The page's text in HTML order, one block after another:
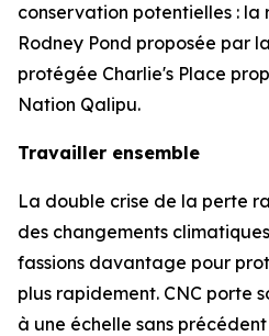
conservation potentielles : la
Rodney Pond proposée par
protégée Charlie's Place
Nation Qalipu.
Travailler ensemble
La double crise de la perte
des changements
fassions davantage pour
plus rapidement. CNC porte
à une échelle sans